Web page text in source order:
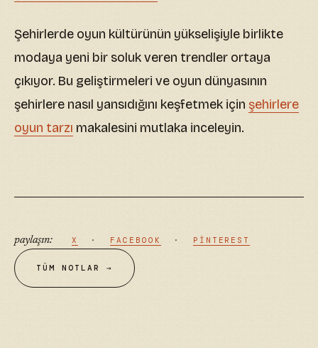
Şehirlerde oyun kültürünün yükselişiyle birlikte
modaya yeni bir soluk veren trendler ortaya
çıkıyor. Bu geliştirmeleri ve oyun dünyasının
şehirlere nasıl yansıdığını keşfetmek için şehirlere
oyun tarzı makalesini mutlaka inceleyin.
paylaşın: X · FACEBOOK · PINTEREST
TÜM NOTLAR →